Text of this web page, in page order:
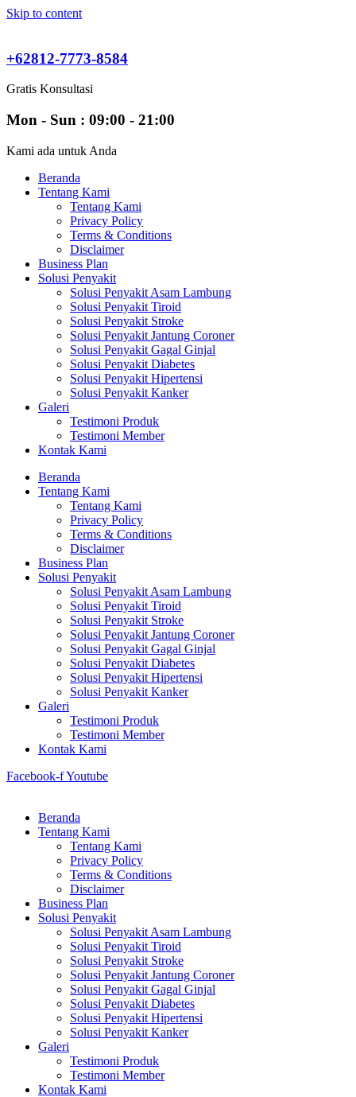
Skip to content
+62812-7773-8584
Gratis Konsultasi
Mon - Sun : 09:00 - 21:00
Kami ada untuk Anda
Beranda
Tentang Kami
Tentang Kami
Privacy Policy
Terms & Conditions
Disclaimer
Business Plan
Solusi Penyakit
Solusi Penyakit Asam Lambung
Solusi Penyakit Tiroid
Solusi Penyakit Stroke
Solusi Penyakit Jantung Coroner
Solusi Penyakit Gagal Ginjal
Solusi Penyakit Diabetes
Solusi Penyakit Hipertensi
Solusi Penyakit Kanker
Galeri
Testimoni Produk
Testimoni Member
Kontak Kami
Beranda
Tentang Kami
Tentang Kami
Privacy Policy
Terms & Conditions
Disclaimer
Business Plan
Solusi Penyakit
Solusi Penyakit Asam Lambung
Solusi Penyakit Tiroid
Solusi Penyakit Stroke
Solusi Penyakit Jantung Coroner
Solusi Penyakit Gagal Ginjal
Solusi Penyakit Diabetes
Solusi Penyakit Hipertensi
Solusi Penyakit Kanker
Galeri
Testimoni Produk
Testimoni Member
Kontak Kami
Facebook-fYoutube
Beranda
Tentang Kami
Tentang Kami
Privacy Policy
Terms & Conditions
Disclaimer
Business Plan
Solusi Penyakit
Solusi Penyakit Asam Lambung
Solusi Penyakit Tiroid
Solusi Penyakit Stroke
Solusi Penyakit Jantung Coroner
Solusi Penyakit Gagal Ginjal
Solusi Penyakit Diabetes
Solusi Penyakit Hipertensi
Solusi Penyakit Kanker
Galeri
Testimoni Produk
Testimoni Member
Kontak Kami